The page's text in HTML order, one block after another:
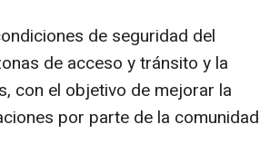
de seguridad del
de acceso y tránsito y la
con el objetivo de mejorar la
por parte de la comunidad